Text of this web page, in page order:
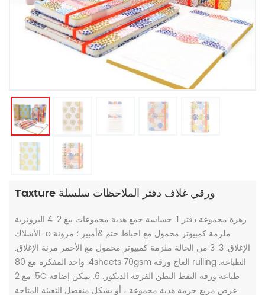
Taxture ورقي غلاف دفتر الملاحظات سلسلة
زهرة مجموعة دفتر 1. حساسة جمع هدية مجموعات بيع 2. 4 البرونزية
الأسلاك-o ملزمة كمبيوتر محمول مع احباط ختم &أمبير ؛ مرونة
الإغلاق. 3. 3 من الحالة ملزمة كمبيوتر محمول مع الأحمر مرنة الإغلاق.
4. واحد المفكرة مع 80sheets 70gsm العاج ورقة rulling الطباعة.
5. مع 2C طباعة ورقة النفط البطن الفرقة الديكور. 6. يمكن إضافة
عرض مربع حزمة هدية مجموعة ، أو بشكل منفصل التعبئة المتاحة.